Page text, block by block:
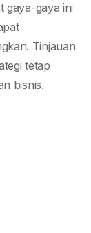
gaya-gaya ini
Tinjauan
tetap
bisnis.